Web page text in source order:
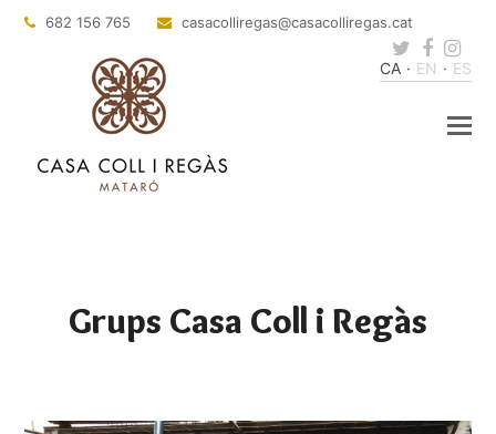
682 156 765 casacolliregas@casacolliregas.cat
Twitter
CA EN ES
Grups Casa Coll i Regàs